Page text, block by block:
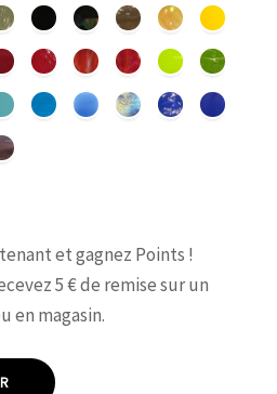
et gagnez Points !
5 € de remise sur un
en magasin.